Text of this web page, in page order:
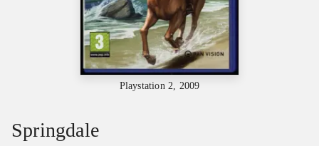
Playstation 2, 2009
Springdale